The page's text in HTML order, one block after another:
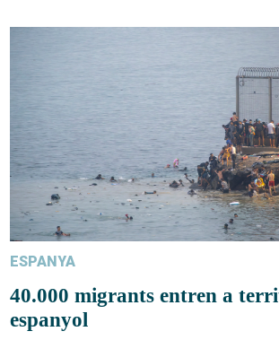
ESPANYA
40.000 migrants entren a
espanyol